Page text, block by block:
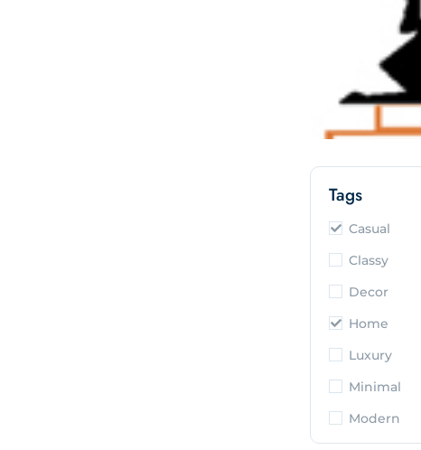
Tags
Casual
Classy
Decor
Home
Luxury
Minimal
Modern